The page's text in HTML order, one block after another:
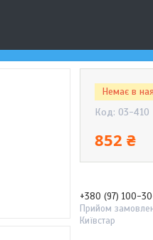
Немає в
Код: 03-410
852 ₴
+380 (97) 100-
Прийом
Київстар